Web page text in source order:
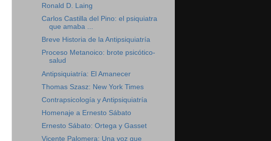
Ronald D. Laing
Carlos Castilla del Pino: el psiquiatra
que amaba ...
Breve Historia de la Antipsiquiatría
Proceso Metanoico: brote psicótico-
salud
Antipsiquiatría: El Amanecer
Thomas Szasz: New York Times
Contrapsicología y Antipsiquiatría
Homenaje a Ernesto Sábato
Ernesto Sábato: Ortega y Gasset
Vicente Palomera: Una voz que